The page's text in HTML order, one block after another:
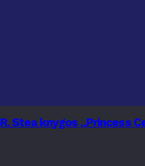
Stea knygos „Princess